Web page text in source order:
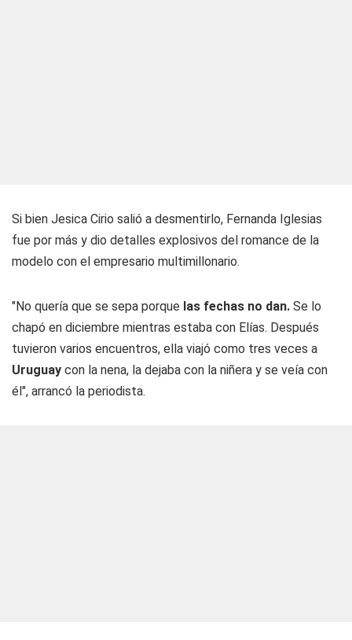
Si bien Jesica Cirio salió a desmentirlo, Fernanda Iglesias
fue por más y dio detalles explosivos del romance de la
modelo con el empresario multimillonario.
"No quería que se sepa porque las fechas no dan. Se lo
chapó en diciembre mientras estaba con Elías. Después
tuvieron varios encuentros, ella viajó como tres veces a
Uruguay con la nena, la dejaba con la niñera y se veía con
él", arrancó la periodista.